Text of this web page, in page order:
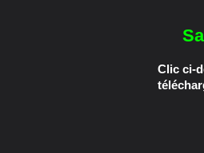
Clic ci-